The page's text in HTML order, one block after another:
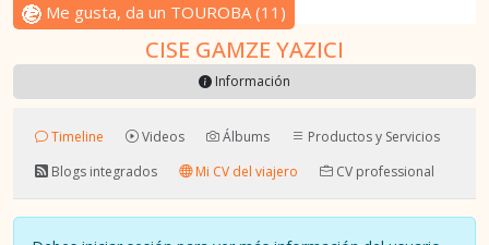
Me gusta, da un TOUROBA(11 )
CISE GAMZE YAZICI
Información
Timeline Videos Álbums
Productos y Servicios
Blogs integrados
Mi CV del viajero CV professional